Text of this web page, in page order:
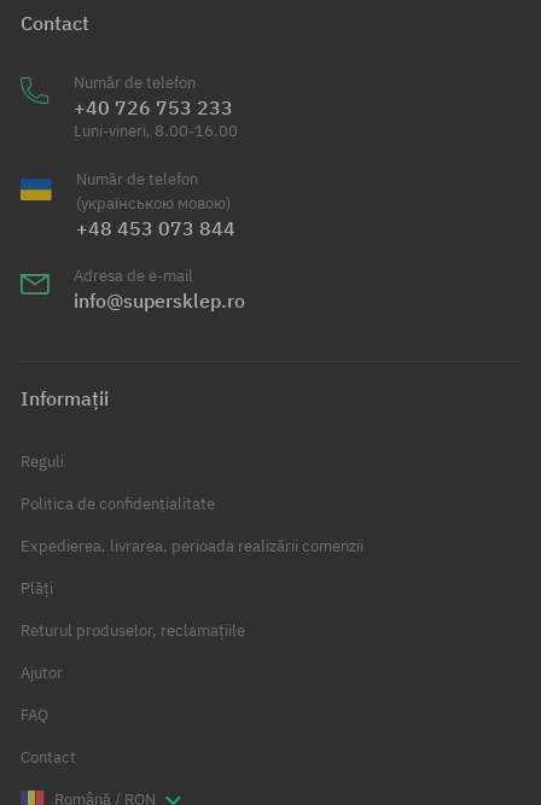
Contact
Număr de telefon
+40 726 753 233
Luni-vineri, 8.00-16.00
Număr de telefon
(українською мовою)
+48 453 073 844
Adresa de e-mail
info@supersklep.ro
Informații
Reguli
Politica de confidențialitate
Expedierea, livrarea, perioada realizării comenzii
Plăți
Returul produselor, reclamațiile
Ajutor
FAQ
Contact
Română / RON